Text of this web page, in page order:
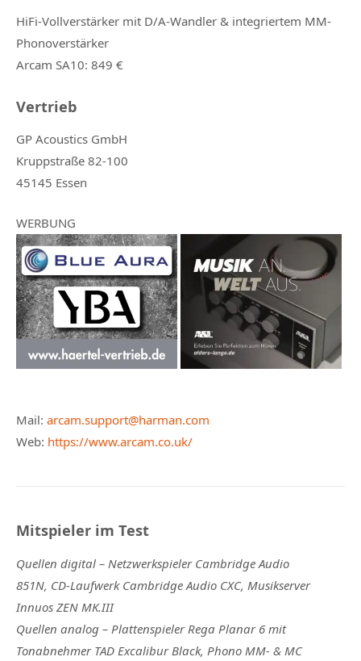
HiFi-Vollverstärker mit D/A-Wandler & integriertem MM-
Phonoverstärker
Arcam SA10: 849 €
Vertrieb
GP Acoustics GmbH
Kruppstraße 82-100
45145 Essen
WERBUNG
Mail: arcam.support@harman.com
Web: https://www.arcam.co.uk/
Mitspieler im Test
Quellen digital – Netzwerkspieler Cambridge Audio
851N, CD-Laufwerk Cambridge Audio CXC, Musikserver
Innuos ZEN MK.III
Quellen analog – Plattenspieler Rega Planar 6 mit
Tonabnehmer TAD Excalibur Black, Phono MM- & MC